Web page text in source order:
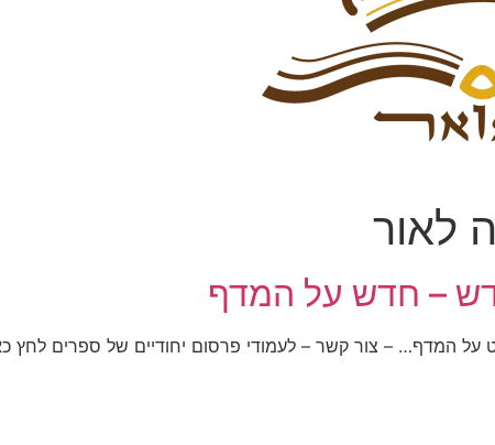
לאור
– חדש על המדף
המדף… – צור קשר – לעמודי פרסום יחודיים של ספרים לחץ